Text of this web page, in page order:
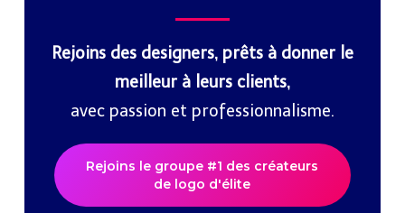
Rejoins des designers, prêts à donner le
meilleur à leurs clients,
avec passion et professionnalisme.
Rejoins le groupe #1 des créateurs
de logo d'élite